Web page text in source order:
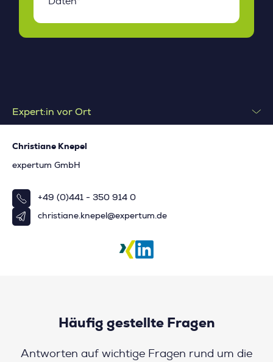
Expert:in vor Ort
Christiane Knepel
expertum GmbH
+49 (0)441 - 350 914 0
christiane.knepel@expertum.de
Häufig gestellte Fragen
Antworten auf wichtige Fragen rund um die